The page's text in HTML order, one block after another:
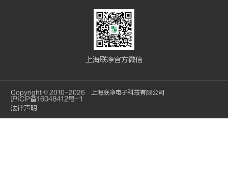
上海联净官方微信
Copyright © 2010-2026 上海联净电子科技有限公司
沪ICP备16048412号-1
法律声明